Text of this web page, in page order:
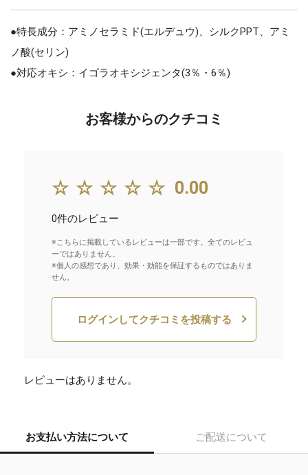
●特長成分：アミノセラミド(エルデュウ)、シルクPPT、アミ
ノ酸(セリン)
●対応オキシ：イゴラオキシジェンタ(3％・6％)
お客様からのクチコミ
☆☆☆☆☆ 0.00
0件のレビュー
※こちらに掲載しているレビューは一部です。全てのレビュ
ーではありません。
※個人の感想であり、効果・効能を保証するものではありま
せん。
ログインしてクチコミを投稿する
レビューはありません。
お支払い方法について ご配送について